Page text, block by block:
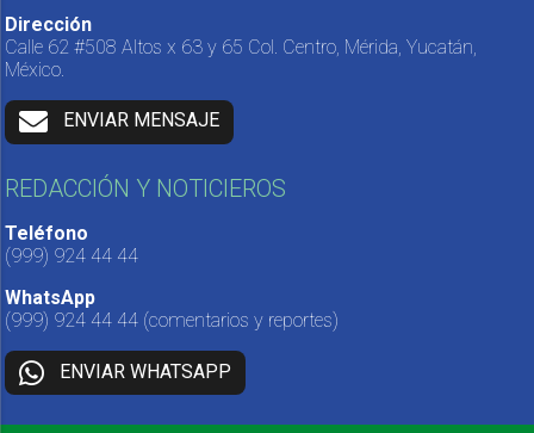
Dirección
Calle 62 #508 Altos x 63 y 65 Col. Centro, Mérida, Yucatán,
México.
ENVIAR MENSAJE
REDACCIÓN Y NOTICIEROS
Teléfono
(999) 924 44 44
WhatsApp
(999) 924 44 44 (comentarios y reportes)
ENVIAR WHATSAPP